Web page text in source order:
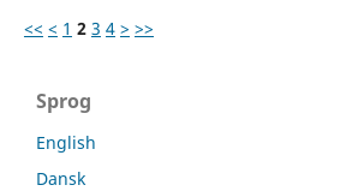
<< < 1 2 3 4 > >>
Sprog
English
Dansk